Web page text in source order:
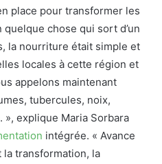
place pour transformer les
quelque chose qui sort d’un
la nourriture était simple et
locales à cette région et
appelons maintenant
tubercules, noix,
», explique Maria Sorbara
intégrée. « Avance
la transformation, la